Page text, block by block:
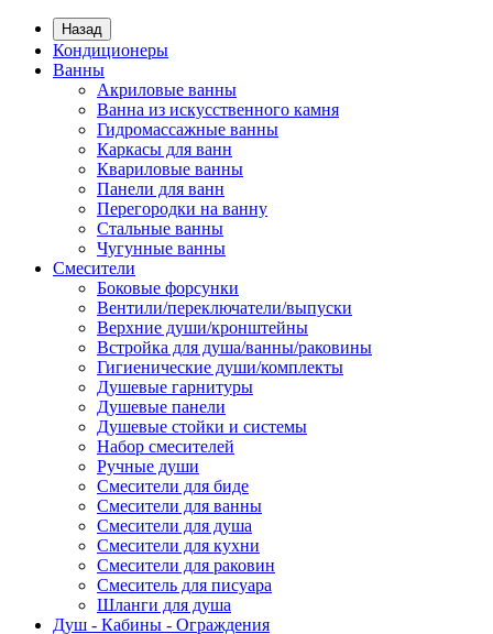
Назад
Кондиционеры
Ванны
Акриловые ванны
Ванна из искусственного камня
Гидромассажные ванны
Каркасы для ванн
Квариловые ванны
Панели для ванн
Перегородки на ванну
Стальные ванны
Чугунные ванны
Смесители
Боковые форсунки
Вентили/переключатели/выпуски
Верхние души/кронштейны
Встройка для душа/ванны/раковины
Гигиенические души/комплекты
Душевые гарнитуры
Душевые панели
Душевые стойки и системы
Набор смесителей
Ручные души
Смесители для биде
Смесители для ванны
Смесители для душа
Смесители для кухни
Смесители для раковин
Смеситель для писуара
Шланги для душа
Душ - Кабины - Ограждения